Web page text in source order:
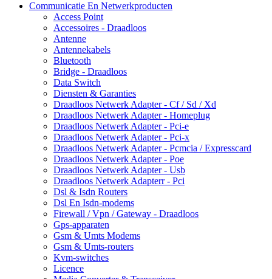
Communicatie En Netwerkproducten
Access Point
Accessoires - Draadloos
Antenne
Antennekabels
Bluetooth
Bridge - Draadloos
Data Switch
Diensten & Garanties
Draadloos Netwerk Adapter - Cf / Sd / Xd
Draadloos Netwerk Adapter - Homeplug
Draadloos Netwerk Adapter - Pci-e
Draadloos Netwerk Adapter - Pci-x
Draadloos Netwerk Adapter - Pcmcia / Expresscard
Draadloos Netwerk Adapter - Poe
Draadloos Netwerk Adapter - Usb
Draadloos Netwerk Adapterr - Pci
Dsl & Isdn Routers
Dsl En Isdn-modems
Firewall / Vpn / Gateway - Draadloos
Gps-apparaten
Gsm & Umts Modems
Gsm & Umts-routers
Kvm-switches
Licence